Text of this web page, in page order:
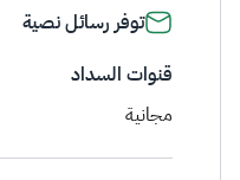
توفر رسائل نصية
قنوات السداد
مجانية